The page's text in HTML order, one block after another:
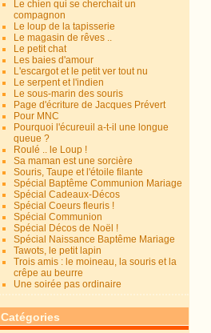
Le chien qui se cherchait un
compagnon
Le loup de la tapisserie
Le magasin de rêves ..
Le petit chat
Les baies d'amour
L'escargot et le petit ver tout nu
Le serpent et l'indien
Le sous-marin des souris
Page d'écriture de Jacques Prévert
Pour MNC
Pourquoi l'écureuil a-t-il une longue
queue ?
Roulé .. le Loup !
Sa maman est une sorcière
Souris, Taupe et l'étoile filante
Spécial Baptême Communion Mariage
Spécial Cadeaux-Décos
Spécial Coeurs fleuris !
Spécial Communion
Spécial Décos de Noël !
Spécial Naissance Baptême Mariage
Tawots, le petit lapin
Trois amis : le moineau, la souris et la
crêpe au beurre
Une soirée pas ordinaire
Catégories